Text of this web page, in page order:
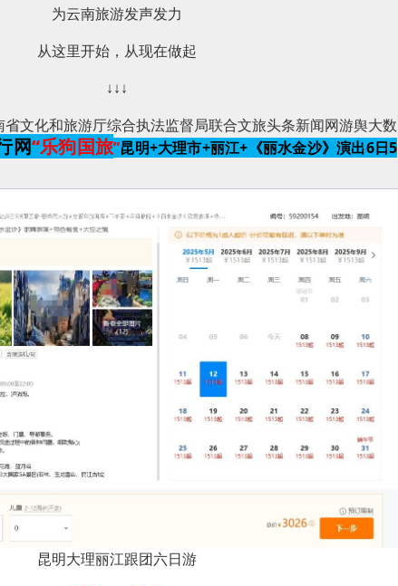
为云南旅游发声发力
从这里开始，从现在做起
↓↓↓
文化和旅游厅综合执法监督局联合文旅头条新闻网游舆大数
网“乐狗国旅”昆明+大理市+丽江+《丽水金沙》演出6日5
昆明大理丽江跟团六日游